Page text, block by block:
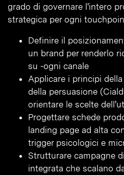
grado di governare l'intero
strategica per ogni
Definire il
un brand per renderlo
su -ogni canale
Applicare i principi
della persuasione
orientare le scelte
Progettare schede
landing page ad alta
trigger psicologici e
Strutturare campagne
integrata che scalano